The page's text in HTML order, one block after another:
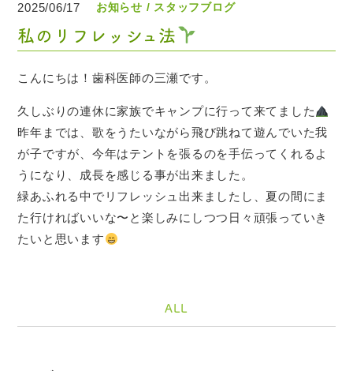
2025/06/17 お知らせ スタッフブログ
私のリフレッシュ法
こんにちは！歯科医師の三瀬です。
久しぶりの連休に家族でキャンプに行って来てました
昨年までは、歌をうたいながら飛び跳ねて遊んでいた我
が子ですが、今年はテントを張るのを手伝ってくれるよ
うになり、成長を感じる事が出来ました。
緑あふれる中でリフレッシュ出来ましたし、夏の間にま
た行ければいいな〜と楽しみにしつつ日々頑張っていき
たいと思います
ALL